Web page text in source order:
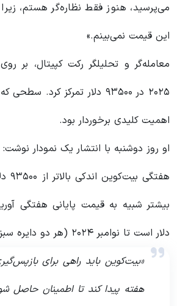
می‌پرسید، هنوز فقط نظاره‌گر هستم، زیرا
این قیمت نمی‌بینم.»
معامله‌گر و تحلیلگر رکت کپیتال، بر
۲۰۲۵ در ۹۳۵۰۰ دلار تمرکز کرد.
اهمیت کلیدی برخوردار بود.
او روز دوشنبه با انتشار یک نمودار نوشت:
دلار است تا نوامبر ۲۰۲۴ (هر دو دایره سبز رنگ).
هفته پیدا کند تا اطمینان حاصل